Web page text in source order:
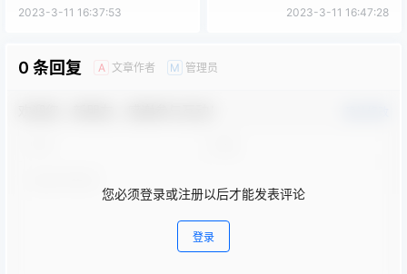
2023-3-11 16:37:53 2023-3-11 16:47:28
0 条回复 A 文章作者 M 管理员
您必须登录或注册以后才能发表评论
登录